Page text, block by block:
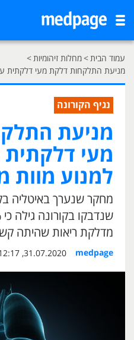
עמוד הבית>מחלות זיהומיות>
מניעת התלקחות דלקת מעי דלקתית
נגיף הקורונה
מניעת
מעי דלקתית
למנוע מוות
מחקר שנערך באיטליה
מדלקת ריאות שהיתה
medpage
31.07.2020, 12:17